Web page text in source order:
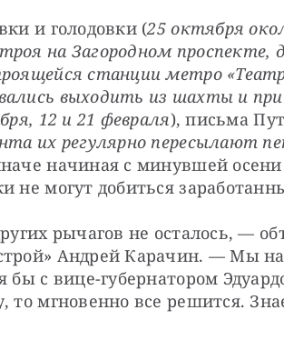
и голодовки (25 октября
на Загородном проспекте,
станции метро
выходить из шахты и
12 и 21 февраля), письма
их регулярно пересылают
начиная с минувшей осени
не могут добиться
рычагов не осталось, —
Андрей Карачин. — Мы
бы с вице-губернатором
то мгновенно все решится.